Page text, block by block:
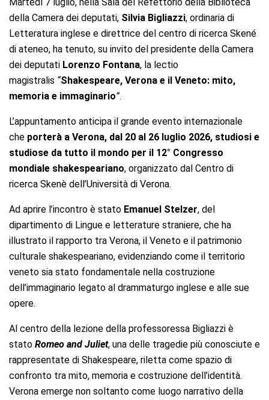
della Camera dei deputati, Silvia Bigliazzi, ordinaria di
Letteratura inglese e direttrice del centro di ricerca Skené
di ateneo, ha tenuto, su invito del presidente della Camera
dei deputati Lorenzo Fontana, la lectio
magistralis “Shakespeare, Verona e il Veneto: mito,
memoria e immaginario”.
L’appuntamento anticipa il grande evento internazionale
che porterà a Verona, dal 20 al 26 luglio 2026, studiosi e
studiose da tutto il mondo per il 12° Congresso
mondiale shakespeariano, organizzato dal Centro di
ricerca Skenè dell’Università di Verona.
Ad aprire l’incontro è stato Emanuel Stelzer, del
dipartimento di Lingue e letterature straniere, che ha
illustrato il rapporto tra Verona, il Veneto e il patrimonio
culturale shakespeariano, evidenziando come il territorio
veneto sia stato fondamentale nella costruzione
dell’immaginario legato al drammaturgo inglese e alle sue
opere.
Al centro della lezione della professoressa Bigliazzi è
stato Romeo and Juliet, una delle tragedie più conosciute e
rappresentate di Shakespeare, riletta come spazio di
confronto tra mito, memoria e costruzione dell’identità.
Verona emerge non soltanto come luogo narrativo della